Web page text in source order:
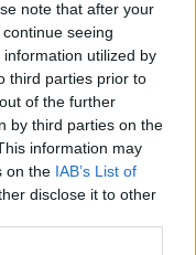
note that after your
seeing
utilized by
third parties prior to
of the further
by third parties on the
information may
on the IAB’s List of
disclose it to other
από